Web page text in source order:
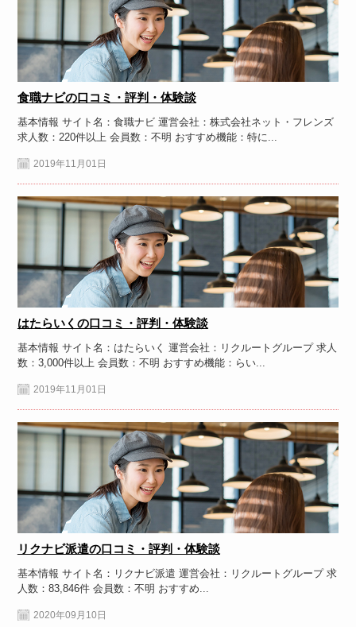
食職ナビの口コミ・評判・体験談
基本情報 サイト名：食職ナビ 運営会社：株式会社ネット・フレンズ
求人数：220件以上 会員数：不明 おすすめ機能：特に...
2019年11月01日
はたらいくの口コミ・評判・体験談
基本情報 サイト名：はたらいく 運営会社：リクルートグループ 求人
数：3,000件以上 会員数：不明 おすすめ機能：らい...
2019年11月01日
リクナビ派遣の口コミ・評判・体験談
基本情報 サイト名：リクナビ派遣 運営会社：リクルートグループ 求
人数：83,846件 会員数：不明 おすすめ...
2020年09月10日